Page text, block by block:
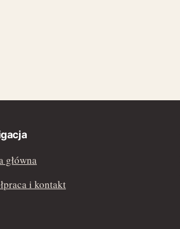
główna
i kontakt